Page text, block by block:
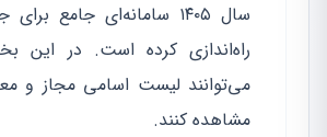
سال ۱۴۰۵ سامانه‌ای جامع
راه‌اندازی کرده است. در این
می‌توانند لیست اسامی مجاز و
مشاهده کنند.